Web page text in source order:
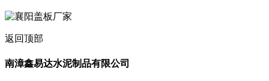
返回顶部
南漳鑫易达水泥制品有限公司